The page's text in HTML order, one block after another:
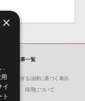
」の記事一覧
取引に関する法律に基づく表示
いて 採用について
×
イ